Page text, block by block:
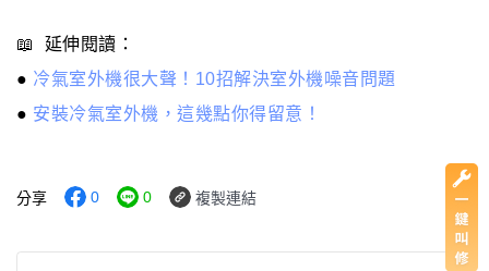
📖 延伸閱讀：
● 冷氣室外機很大聲！10招解決室外機噪音問題
● 安裝冷氣室外機，這幾點你得留意！
分享 0 0 複製連結